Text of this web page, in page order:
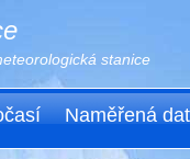
stanice
Naměřená